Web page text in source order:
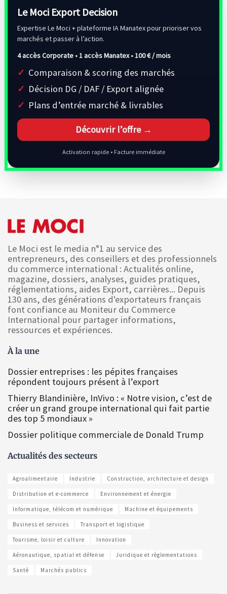
Le Moci Export Decision
Expertise Le Moci + plateforme IA Manatex pour prioriser vos
marchés et passer à l’action.
4 accès Corporate • 1 accès Manatex •100 € / mois
Comparaison & scoring des marchés
Décision DG / DAF / Export alignée
Plans d’entrée marché & livrables
Découvrir l’offre →
Activation rapide • Facture immédiate
Le Moci est le media n°1 au service des
entrepreneurs, des conseillers et des professionnels
du commerce international : Actualités online,
magazine, dossiers, analyses, guides pratiques,
réglementations, aides Export, carrières... Depuis
130 ans, des générations d'exportateurs français
font confiance au Moniteur du Commerce
International pour partager informations,
ressources et expériences.
À la une
Dossier entreprises : les pépites françaises
répondent toujours présent à l’export
Thierry Blandinière, InVivo : « Notre vision, c’est de
créer un grand groupe international qui fait partie
des top 5 mondiaux »
Dossier politique commerciale de Donald Trump
Actualités des secteurs
Agroalimentaire Industrie Construction, architecture et design
Distribution et e-commerce Environnement et énergie
Informatique, télécom et numérique Machine et équipements
Business et services Transport et logistique
Tourisme, loisir et culture Innovation
Aéronautique, spatial et défense Juridique et règlementations
Santé Marchés publics